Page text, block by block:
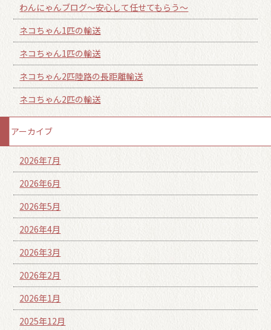
わんにゃんブログ～安心して任せてもらう～
ネコちゃん1匹の輸送
ネコちゃん1匹の輸送
ネコちゃん2匹陸路の長距離輸送
ネコちゃん2匹の輸送
アーカイブ
2026年7月
2026年6月
2026年5月
2026年4月
2026年3月
2026年2月
2026年1月
2025年12月